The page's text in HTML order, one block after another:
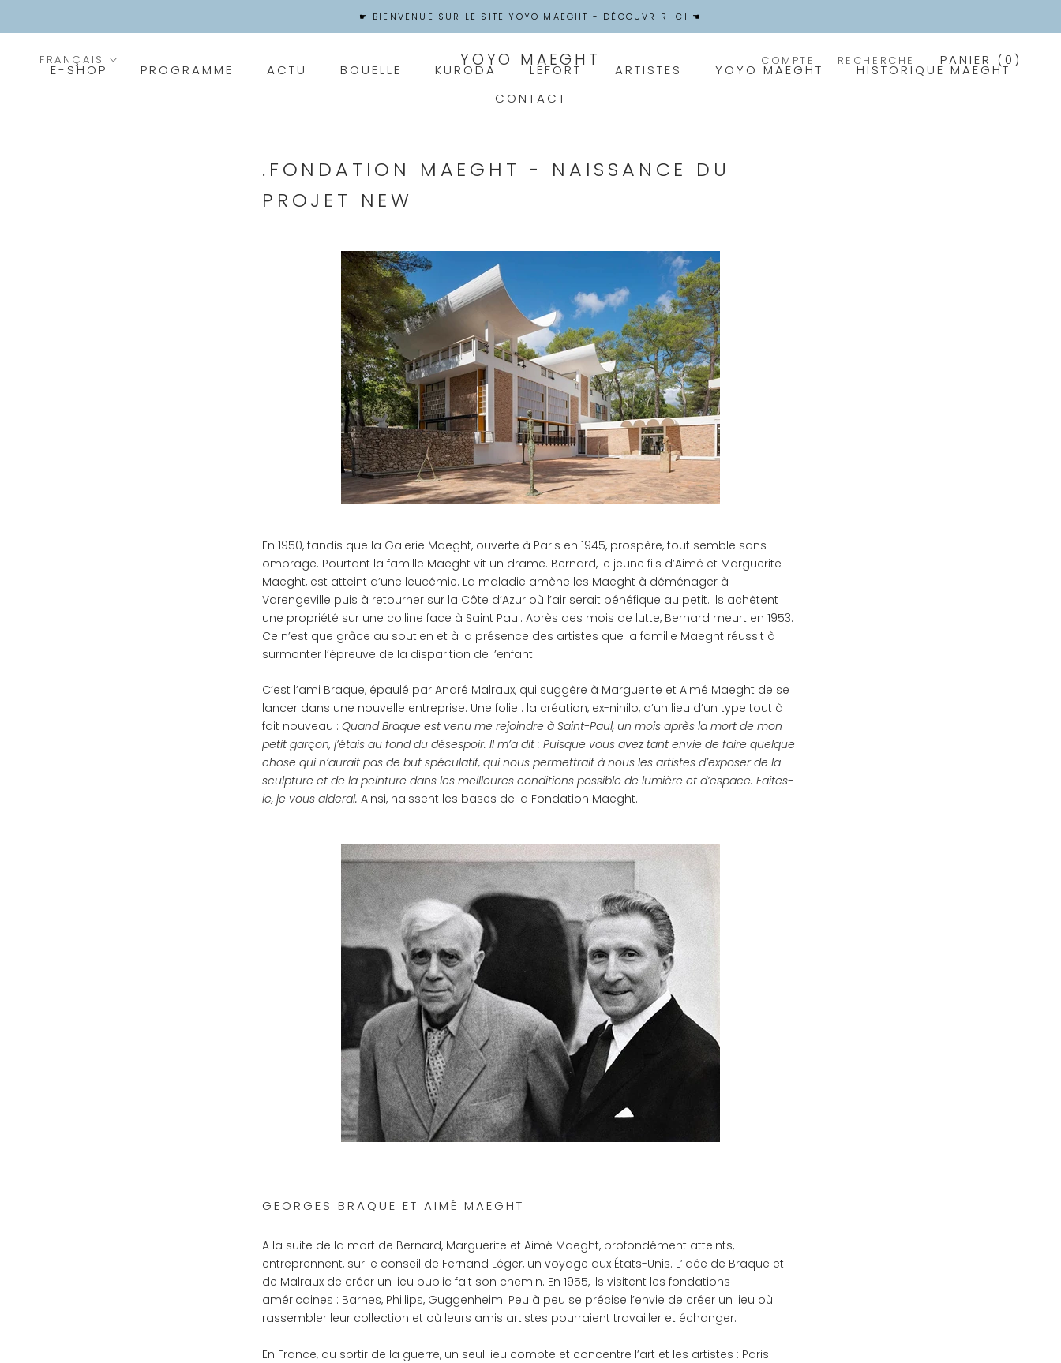
☛ BIENVENUE SUR LE SITE YOYO MAEGHT - DÉCOUVRIR ICI ☚
E-SHOP PROGRAMME ACTU BOUELLE KURODA LEFORT ARTISTES YOYO MAEGHT
HISTORIQUE MAEGHT
CONTACT
Langue
FRANÇAIS YOYO MAEGHT COMPTE RECHERCHE PANIER (0 )
PRÉCÉDENT SUIVANT
.FONDATION MAEGHT - NAISSANCE DU
PROJET NEW
En 1950, tandis que la Galerie Maeght, ouverte à Paris en 1945, prospère, tout semble sans
ombrage. Pourtant la famille Maeght vit un drame. Bernard, le jeune fils d’Aimé et Marguerite
Maeght, est atteint d’une leucémie. La maladie amène les Maeght à déménager à
Varengeville puis à retourner sur la Côte d’Azur où l’air serait bénéfique au petit. Ils achètent
une propriété sur une colline face à Saint Paul. Après des mois de lutte, Bernard meurt en 1953.
Ce n’est que grâce au soutien et à la présence des artistes que la famille Maeght réussit à
surmonter l’épreuve de la disparition de l’enfant.
C’est l’ami Braque, épaulé par André Malraux, qui suggère à Marguerite et Aimé Maeght de se
lancer dans une nouvelle entreprise. Une folie : la création, ex-nihilo, d’un lieu d’un type tout à
fait nouveau : Quand Braque est venu me rejoindre à Saint-Paul, un mois après la mort de mon
petit garçon, j’étais au fond du désespoir. Il m’a dit : Puisque vous avez tant envie de faire quelque
chose qui n’aurait pas de but spéculatif, qui nous permettrait à nous les artistes d’exposer de la
sculpture et de la peinture dans les meilleures conditions possible de lumière et d’espace. Faites-
le, je vous aiderai. Ainsi, naissent les bases de la Fondation Maeght.
GEORGES BRAQUE ET AIMÉ MAEGHT
A la suite de la mort de Bernard, Marguerite et Aimé Maeght, profondément atteints,
entreprennent, sur le conseil de Fernand Léger, un voyage aux États-Unis. L’idée de Braque et
de Malraux de créer un lieu public fait son chemin. En 1955, ils visitent les fondations
américaines : Barnes, Phillips, Guggenheim. Peu à peu se précise l’envie de créer un lieu où
rassembler leur collection et où leurs amis artistes pourraient travailler et échanger.
En France, au sortir de la guerre, un seul lieu compte et concentre l’art et les artistes : Paris.